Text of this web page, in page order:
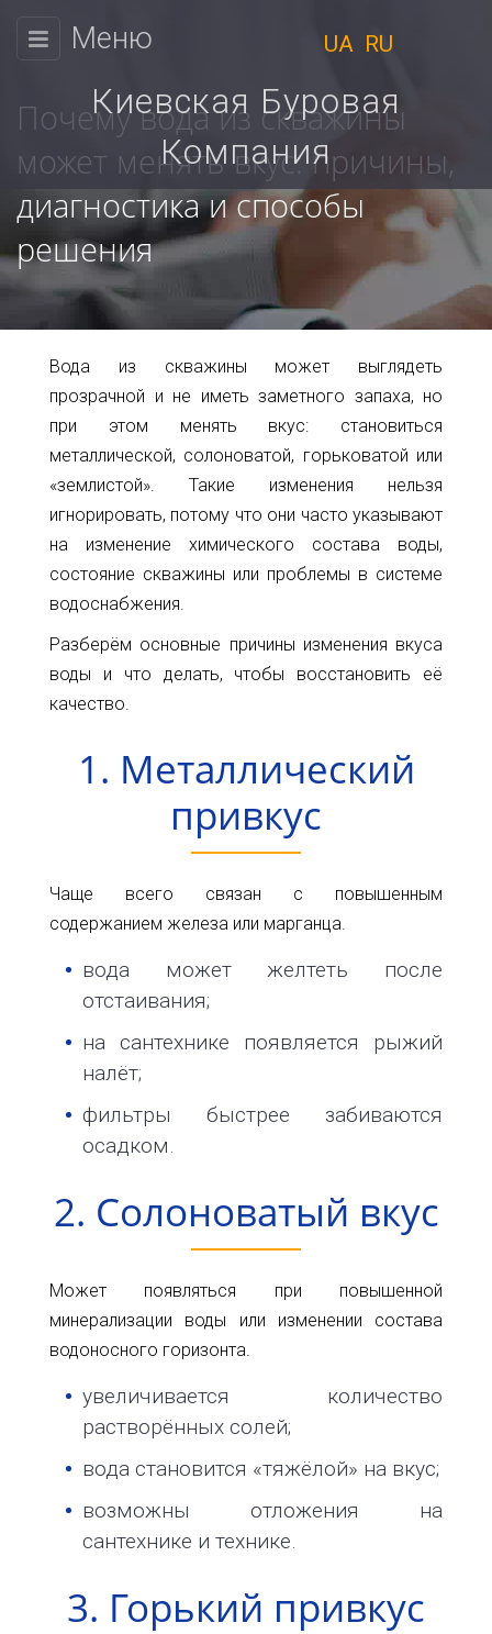
КИЕВСКАЯ
КОМПАНИЯ
Физическим
лицам
Юридическим
лицам
Цены
Расчет
стоимости
Карта
глубин
Новости
Статьи
Отзывы
Контакты
Мы
работаем
18:00
Пн.
Вт.
Ср.
Чт.
Пт.
Сб.
Адрес:
ул.
Большая
4
гипермаркетом
11-
+38(068)556-
87-
Меню
Киевская Буровая
Компания
UA RU
Почему вода из скважины
может менять вкус: причины,
диагностика и способы
решения
Вода из скважины может выглядеть
прозрачной и не иметь заметного запаха, но
при этом менять вкус: становиться
металлической, солоноватой, горьковатой или
«землистой». Такие изменения нельзя
игнорировать, потому что они часто указывают
на изменение химического состава воды,
состояние скважины или проблемы в системе
водоснабжения.
Разберём основные причины изменения вкуса
воды и что делать, чтобы восстановить её
качество.
1. Металлический
привкус
Чаще всего связан с повышенным
содержанием железа или марганца.
вода может желтеть после
отстаивания;
на сантехнике появляется рыжий
налёт;
фильтры быстрее забиваются
осадком.
2. Солоноватый вкус
Может появляться при повышенной
минерализации воды или изменении состава
водоносного горизонта.
увеличивается количество
растворённых солей;
вода становится «тяжёлой» на вкус;
возможны отложения на
сантехнике и технике.
3. Горький привкус